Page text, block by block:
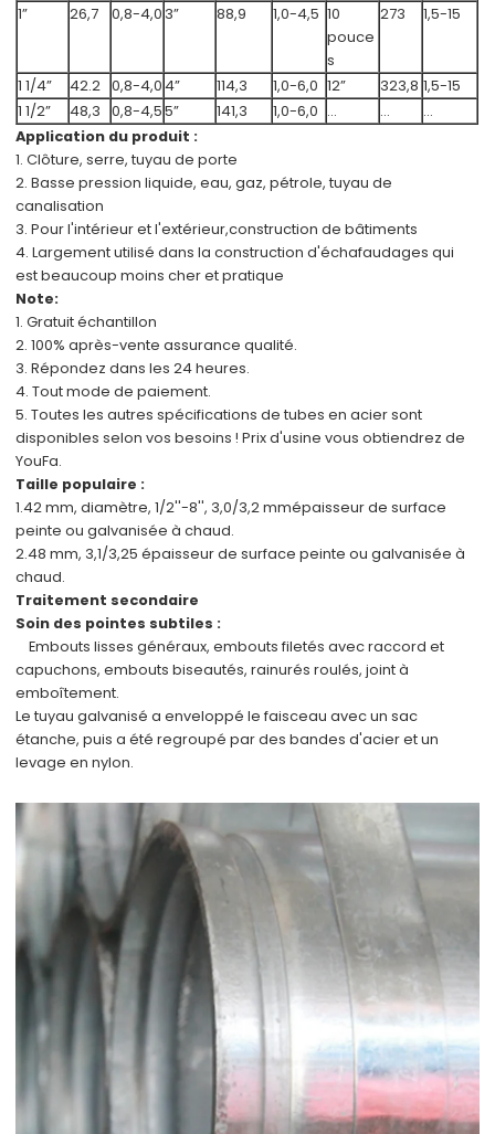
1” 26,7 0,8-4,0 3” 88,9 1,0-4,5 10
pouce
s
273 1,5-15
1 1/4” 42.2 0,8-4,04” 114,3 1,0-6,0 12” 323,8 1,5-15
1 1/2”
48,3 0,8-4,55” 141,3 1,0-6,0 ... ...
...
Application du produit :
1. Clôture, serre, tuyau de porte
2. Basse pression liquide, eau, gaz, pétrole, tuyau de
canalisation
3. Pour l'intérieur et l'extérieur,construction de bâtiments
4. Largement utilisé dans la construction d'échafaudages qui
estbeaucoup moins cher et pratique
Note:
1. Gratuitéchantillon
2. 100% après-vente assurance qualité.
3. Répondez dans les 24 heures.
4. Tout mode de paiement.
5. Toutes les autres spécifications de tubes en acier sont
disponibles selon vos besoins ! Prix d'usine vous obtiendrez de
YouFa.
Taille populaire :
1.42 mm, diamètre, 1/2''-8'', 3,0/3,2 mmépaisseur de surface
peinte ou galvanisée à chaud.
2.48 mm, 3,1/3,25 épaisseur de surface peinte ou galvanisée à
chaud.
Traitement secondaire
Soin des pointes subtiles :
Embouts lisses généraux, embouts filetés avec raccord et
capuchons, embouts biseautés, rainurés roulés, joint à
emboîtement.
Le tuyau galvanisé a enveloppé le faisceau avec un sac
étanche, puis a été regroupé par des bandes d'acier et un
levage en nylon.